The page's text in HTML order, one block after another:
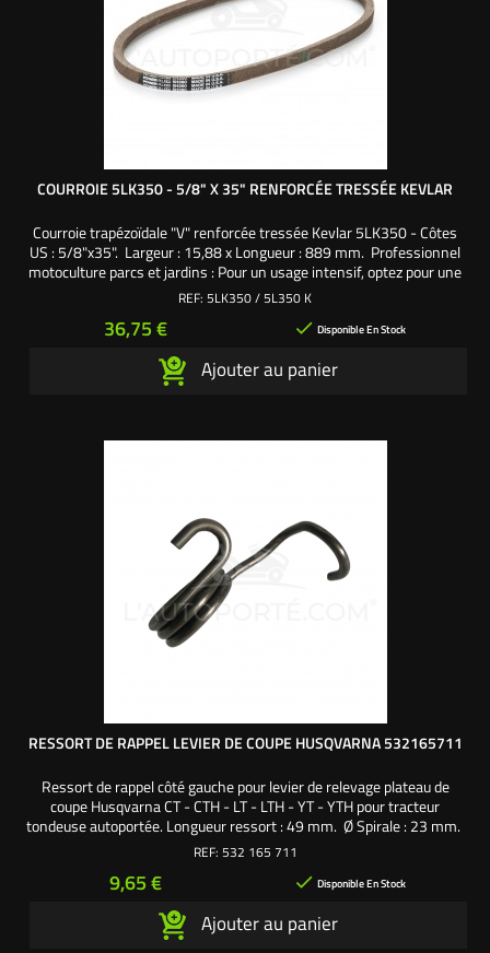
COURROIE 5LK350 - 5/8" X 35" RENFORCÉE TRESSÉE KEVLAR
Courroie trapézoïdale "V" renforcée tressée Kevlar 5LK350 - Côtes
US : 5/8"x35". Largeur : 15,88 x Longueur : 889 mm. Professionnel
motoculture parcs et jardins : Pour un usage intensif, optez pour une
courroie de qualité supérieure, renforcée et tressée en kevlar.
REF: 5LK350 / 5L350 K
Prix
36,75 €  Disponible En Stock
Ajouter au panier
RESSORT DE RAPPEL LEVIER DE COUPE HUSQVARNA 532165711
Ressort de rappel côté gauche pour levier de relevage plateau de
coupe Husqvarna CT - CTH - LT - LTH - YT - YTH pour tracteur
tondeuse autoportée. Longueur ressort : 49 mm. Ø Spirale : 23 mm.
Référence origine : 532165711
REF: 532 165 711
Prix
9,65 €  Disponible En Stock
Ajouter au panier